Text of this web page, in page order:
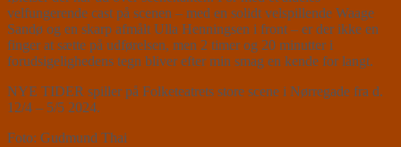
velfungerende cast på scenen – med en solidt velspillende Waage
Sandø og en skarp afmålt Ulla Henningsen i front – er der ikke en
finger at sætte på udførelsen, men 2 timer og 20 minutter i
forudsigelighedens tegn bliver efter min smag en kende for langt.
NYE TIDER spiller på Folketeatrets store scene i Nørregade fra d.
12/4 – 5/5 2024.
Foto: Gudmund Thai